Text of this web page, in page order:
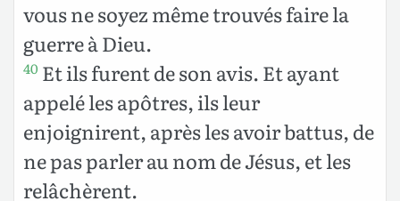
vous ne soyez même trouvés faire la
guerre à Dieu.
40 Et ils furent de son avis. Et ayant
appelé les apôtres, ils leur
enjoignirent, après les avoir battus, de
ne pas parler au nom de Jésus, et les
relâchèrent.